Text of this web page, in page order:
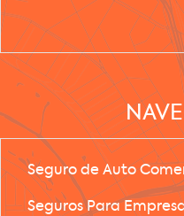
Seguro de Auto
Seguros Para